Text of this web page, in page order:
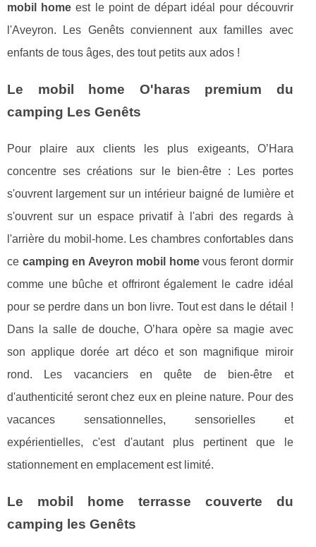
mobil home est le point de départ idéal pour découvrir
l'Aveyron. Les Genêts conviennent aux familles avec
enfants de tous âges, des tout petits aux ados !
Le mobil home O'haras premium du
camping Les Genêts
Pour plaire aux clients les plus exigeants, O’Hara
concentre ses créations sur le bien-être : Les portes
s'ouvrent largement sur un intérieur baigné de lumière et
s'ouvrent sur un espace privatif à l'abri des regards à
l'arrière du mobil-home. Les chambres confortables dans
ce camping en Aveyron mobil homevous feront dormir
comme une bûche et offriront également le cadre idéal
pour se perdre dans un bon livre. Tout est dans le détail !
Dans la salle de douche, O’hara opère sa magie avec
son applique dorée art déco et son magnifique miroir
rond. Les vacanciers en quête de bien-être et
d'authenticité seront chez eux en pleine nature. Pour des
vacances sensationnelles, sensorielles et
expérientielles, c'est d'autant plus pertinent que le
stationnement en emplacement est limité.
Le mobil home terrasse couverte du
camping les Genêts